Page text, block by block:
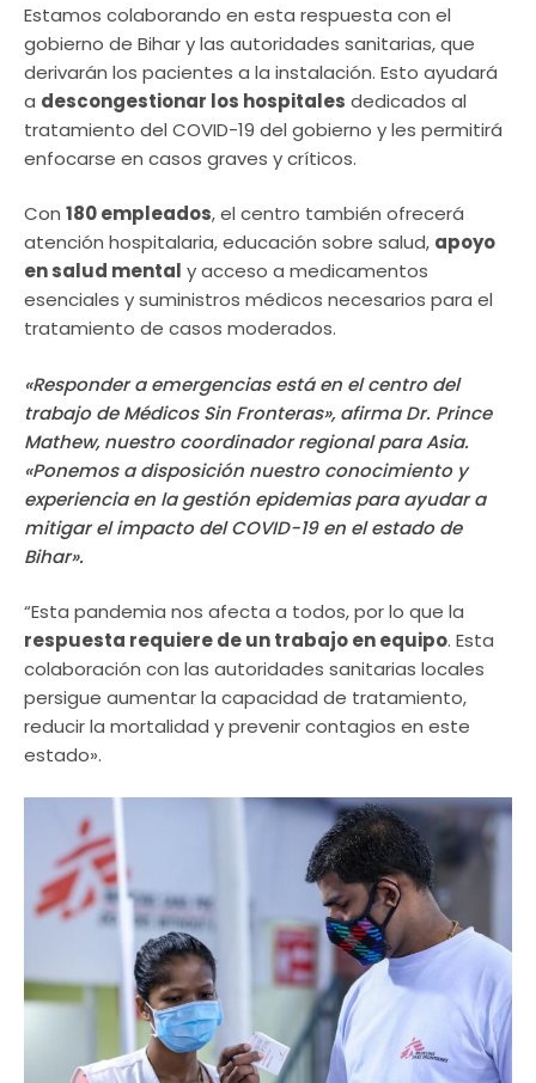
Estamos colaborando en esta respuesta con el
gobierno de Bihar y las autoridades sanitarias, que
derivarán los pacientes a la instalación. Esto ayudará
a descongestionar los hospitales dedicados al
tratamiento del COVID-19 del gobierno y les permitirá
enfocarse en casos graves y críticos.
Con 180 empleados, el centro también ofrecerá
atención hospitalaria, educación sobre salud, apoyo
en salud mental y acceso a medicamentos
esenciales y suministros médicos necesarios para el
tratamiento de casos moderados.
«Responder a emergencias está en el centro del
trabajo de Médicos Sin Fronteras», afirma Dr. Prince
Mathew, nuestro coordinador regional para Asia.
«Ponemos a disposición nuestro conocimiento y
experiencia en la gestión epidemias para ayudar a
mitigar el impacto del COVID-19 en el estado de
Bihar».
“Esta pandemia nos afecta a todos, por lo que la
respuesta requiere de un trabajo en equipo. Esta
colaboración con las autoridades sanitarias locales
persigue aumentar la capacidad de tratamiento,
reducir la mortalidad y prevenir contagios en este
estado».